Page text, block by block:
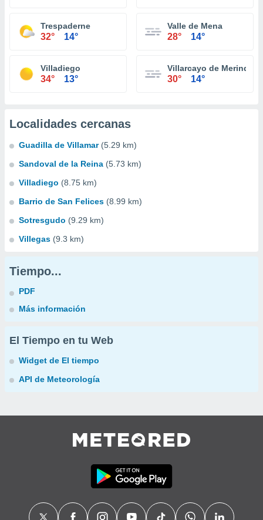
Trespaderne
32° 14°
Valle de Mena
28° 14°
Villadiego
34° 13°
Villarcayo de Merindad
30° 14°
Localidades cercanas
Guadilla de Villamar (5.29 km)
Sandoval de la Reina (5.73 km)
Villadiego (8.75 km)
Barrio de San Felices (8.99 km)
Sotresgudo (9.29 km)
Villegas (9.3 km)
Tiempo...
PDF
Más información
El Tiempo en tu Web
Widget de El tiempo
API de Meteorología